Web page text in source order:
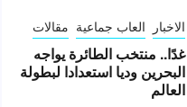
الاخبار العاب جماعية مقالات
غدًا.. منتخب الطائرة يواجه
البحرين وديا استعدادا لبطولة
العالم